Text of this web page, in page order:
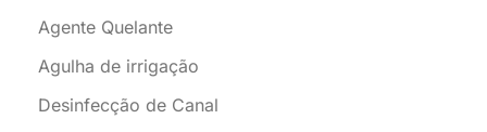
Agente Quelante
Agulha de irrigação
Desinfecção de Canal